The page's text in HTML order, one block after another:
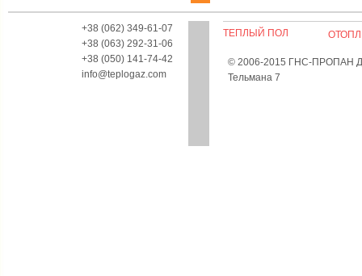
+38 (062) 349-61-07
+38 (063) 292-31-06
+38 (050) 141-74-42
info@teplogaz.com
ТЕПЛЫЙ ПОЛ
© 2006-2015 ГНС-ПРОПАН
Тельмана 7